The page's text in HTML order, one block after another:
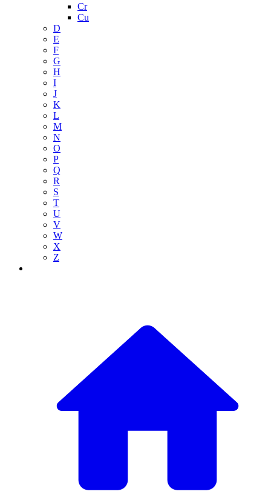
Cr
Cu
D
E
F
G
H
I
J
K
L
M
N
O
P
Q
R
S
T
U
V
W
X
Z